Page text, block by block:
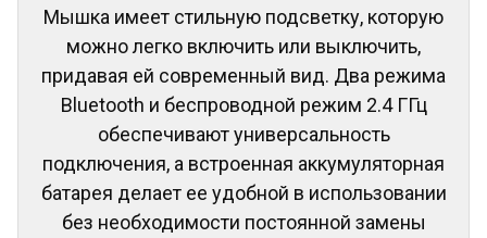
Мышка имеет стильную подсветку, которую
можно легко включить или выключить,
придавая ей современный вид. Два режима
Bluetooth и беспроводной режим 2.4 ГГц
обеспечивают универсальность
подключения, а встроенная аккумуляторная
батарея делает ее удобной в использовании
без необходимости постоянной замены